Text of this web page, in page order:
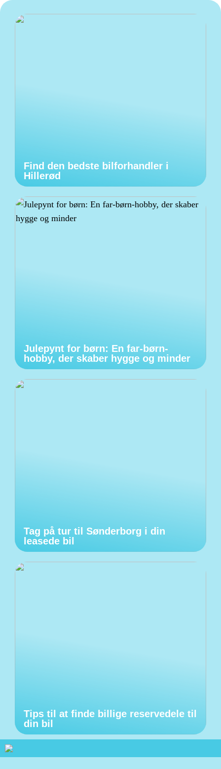
Find den bedste bilforhandler i
Hillerød
Julepynt for børn: En far-børn-
hobby, der skaber hygge og minder
Tag på tur til Sønderborg i din
leasede bil
Tips til at finde billige reservedele til
din bil